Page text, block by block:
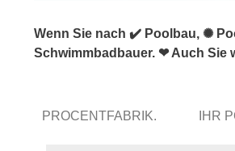
Wenn Sie nach ✔️ Poolbau, ✺
Schwimmbadbauer. ❤ Auch Sie
PROCENTFABRIK. IHR